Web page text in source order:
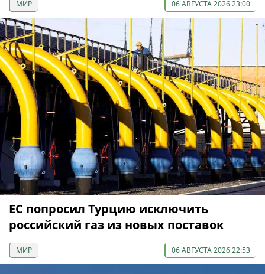
МИР 06 АВГУСТА 2026 23:00
ЕС попросил Турцию исключить
российский газ из новых поставок
МИР 06 АВГУСТА 2026 22:53